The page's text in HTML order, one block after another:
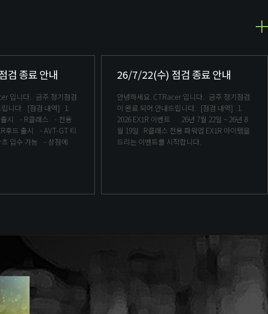
검 종료 안내
검 내역] 1.
- 전용
- AVT-GT 티
켓으로 차량키 및 파츠 입수 가능 - 상점에
26/7/22(수) 점검 종료 안내
안녕하세요. CTRacer 입니다. 금주 정기점검
이 완료 되어 안내드립니다. [점검 내역] 1.
2026 EX1R 이벤트 26년 7월 22일 ~ 26년 8
월 19일 R클래스 전용 파워업 EX1R 아이템을